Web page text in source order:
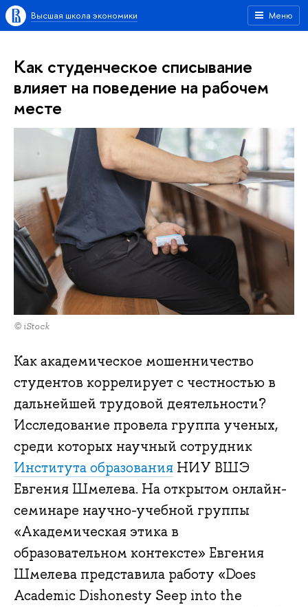
Меню
Высшая школа экономики
Как студенческое списывание
влияет на поведение на рабочем
месте
© iStock
Как академическое мошенничество
студентов коррелирует с честностью в
дальнейшей трудовой деятельности?
Исследование провела группа ученых,
среди которых научный сотрудник
Института образования НИУ ВШЭ
Евгения Шмелева. На открытом онлайн-
семинаре научно-учебной группы
«Академическая этика в
образовательном контексте» Евгения
Шмелева представила работу «Does
Academic Dishonesty Seep into the